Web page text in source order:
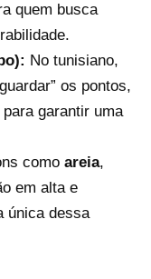
quem busca
No tunisiano,
os pontos,
garantir uma
como areia,
em alta e
única dessa